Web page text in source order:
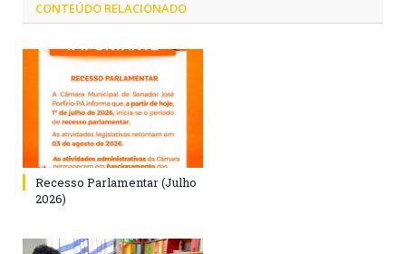
CONTEÚDO RELACIONADO
Recesso Parlamentar (Julho
2026)